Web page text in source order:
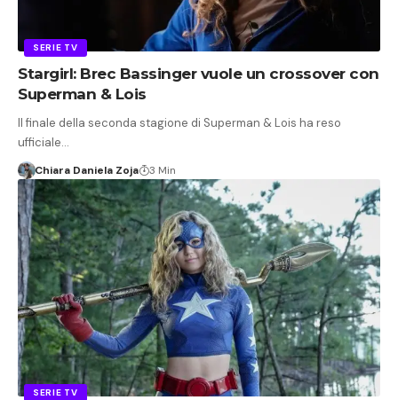
SERIE TV
Stargirl: Brec Bassinger vuole un crossover con
Superman & Lois
Il finale della seconda stagione di Superman & Lois ha reso
ufficiale…
Chiara Daniela Zoja 3 Min
SERIE TV